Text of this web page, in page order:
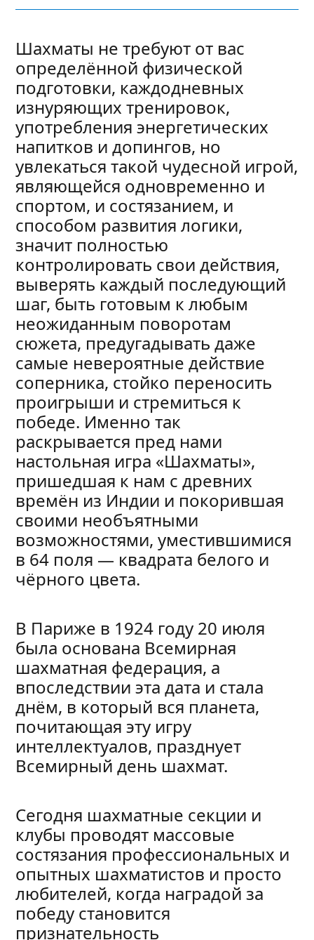
Шахматы не требуют от вас
определённой физической
подготовки, каждодневных
изнуряющих тренировок,
употребления энергетических
напитков и допингов, но
увлекаться такой чудесной игрой,
являющейся одновременно и
спортом, и состязанием, и
способом развития логики,
значит полностью
контролировать свои действия,
выверять каждый последующий
шаг, быть готовым к любым
неожиданным поворотам
сюжета, предугадывать даже
самые невероятные действие
соперника, стойко переносить
проигрыши и стремиться к
победе. Именно так
раскрывается пред нами
настольная игра «Шахматы»,
пришедшая к нам с древних
времён из Индии и покорившая
своими необъятными
возможностями, уместившимися
в 64 поля — квадрата белого и
чёрного цвета.
В Париже в 1924 году 20 июля
была основана Всемирная
шахматная федерация, а
впоследствии эта дата и стала
днём, в который вся планета,
почитающая эту игру
интеллектуалов, празднует
Всемирный день шахмат.
Сегодня шахматные секции и
клубы проводят массовые
состязания профессиональных и
опытных шахматистов и просто
любителей, когда наградой за
победу становится
признательность